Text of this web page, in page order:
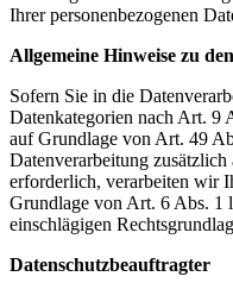
Ihrer personenbezogenen
Allgemeine Hinweise zu
Sofern Sie in die
Datenkategorien nach Art. 9
auf Grundlage von Art. 49
Datenverarbeitung
erforderlich, verarbeiten wir
Grundlage von Art. 6 Abs. 1
einschlägigen
Datenschutz­beauftragter